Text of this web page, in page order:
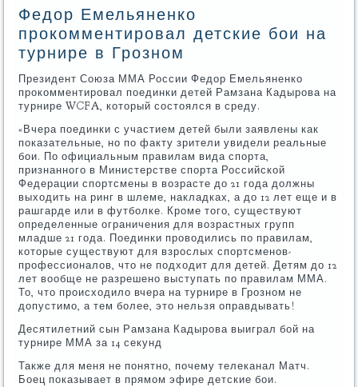
Федор Емельяненко
прокомментировал детские бои на
турнире в Грозном
Президент Союза ММА России Федор Емельяненко
прокомментировал поединки детей Рамзана Кадырова на
турнире WCFA, который состоялся в среду.
«Вчера поединки с участием детей были заявлены как
показательные, но по факту зрители увидели реальные
бои. По официальным правилам вида спорта,
признанного в Министерстве спорта Российской
Федерации спортсмены в возрасте до 21 года должны
выходить на ринг в шлеме, накладках, а до 12 лет еще и в
рашгарде или в футболке. Кроме того, существуют
определенные ограничения для возрастных групп
младше 21 года. Поединки проводились по правилам,
которые существуют для взрослых спортсменов-
профессионалов, что не подходит для детей. Детям до 12
лет вообще не разрешено выступать по правилам ММА.
То, что происходило вчера на турнире в Грозном не
допустимо, а тем более, это нельзя оправдывать!
Десятилетний сын Рамзана Кадырова выиграл бой на
турнире ММА за 14 секунд
Также для меня не понятно, почему телеканал Матч.
Боец показывает в прямом эфире детские бои.